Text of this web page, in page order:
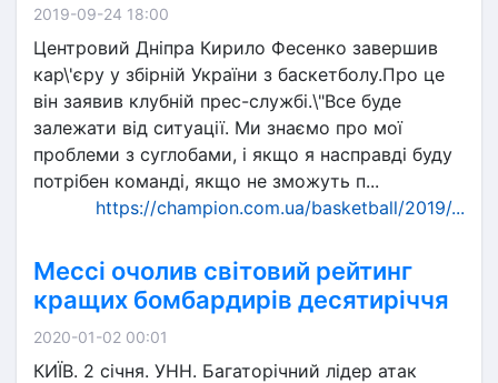
2019-09-24 18:00
Центровий Дніпра Кирило Фесенко завершив
кар\'єру у збірній України з баскетболу.Про це
він заявив клубній прес-службі.\"Все буде
залежати від ситуації. Ми знаємо про мої
проблеми з суглобами, і якщо я насправді буду
потрібен команді, якщо не зможуть п...
https://champion.com.ua/basketball/2019/...
Мессі очолив світовий рейтинг
кращих бомбардирів десятиріччя
2020-01-02 00:01
КИЇВ. 2 січня. УНН. Багаторічний лідер атак